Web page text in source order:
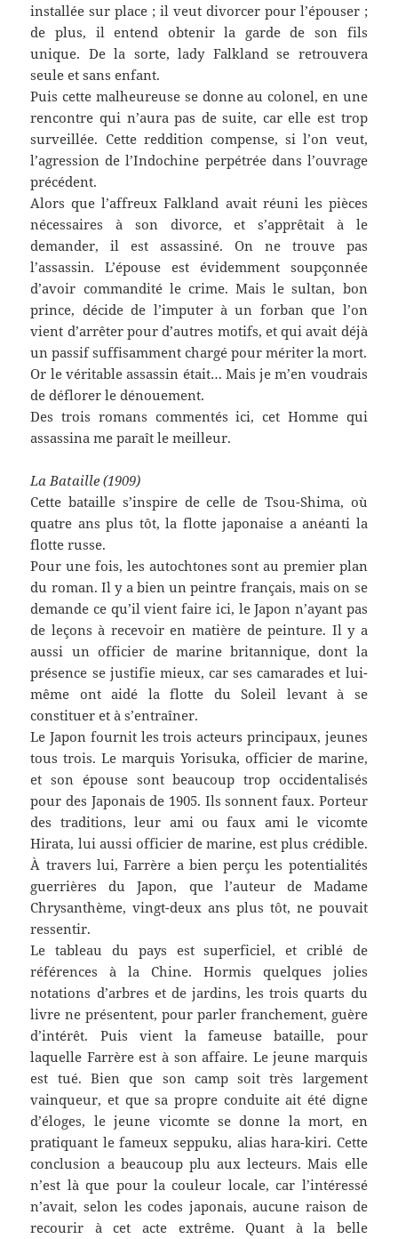
installée sur place ; il veut divorcer pour l’épouser ;
de plus, il entend obtenir la garde de son fils
unique. De la sorte, lady Falkland se retrouvera
seule et sans enfant.
Puis cette malheureuse se donne au colonel, en une
rencontre qui n’aura pas de suite, car elle est trop
surveillée. Cette reddition compense, si l’on veut,
l’agression de l’Indochine perpétrée dans l’ouvrage
précédent.
Alors que l’affreux Falkland avait réuni les pièces
nécessaires à son divorce, et s’apprêtait à le
demander, il est assassiné. On ne trouve pas
l’assassin. L’épouse est évidemment soupçonnée
d’avoir commandité le crime. Mais le sultan, bon
prince, décide de l’imputer à un forban que l’on
vient d’arrêter pour d’autres motifs, et qui avait déjà
un passif suffisamment chargé pour mériter la mort.
Or le véritable assassin était… Mais je m’en voudrais
de déflorer le dénouement.
Des trois romans commentés ici, cet Homme qui
assassina me paraît le meilleur.
La Bataille (1909)
Cette bataille s’inspire de celle de Tsou-Shima, où
quatre ans plus tôt, la flotte japonaise a anéanti la
flotte russe.
Pour une fois, les autochtones sont au premier plan
du roman. Il y a bien un peintre français, mais on se
demande ce qu’il vient faire ici, le Japon n’ayant pas
de leçons à recevoir en matière de peinture. Il y a
aussi un officier de marine britannique, dont la
présence se justifie mieux, car ses camarades et lui-
même ont aidé la flotte du Soleil levant à se
constituer et à s’entraîner.
Le Japon fournit les trois acteurs principaux, jeunes
tous trois. Le marquis Yorisuka, officier de marine,
et son épouse sont beaucoup trop occidentalisés
pour des Japonais de 1905. Ils sonnent faux. Porteur
des traditions, leur ami ou faux ami le vicomte
Hirata, lui aussi officier de marine, est plus crédible.
À travers lui, Farrère a bien perçu les potentialités
guerrières du Japon, que l’auteur de Madame
Chrysanthème, vingt-deux ans plus tôt, ne pouvait
ressentir.
Le tableau du pays est superficiel, et criblé de
références à la Chine. Hormis quelques jolies
notations d’arbres et de jardins, les trois quarts du
livre ne présentent, pour parler franchement, guère
d’intérêt. Puis vient la fameuse bataille, pour
laquelle Farrère est à son affaire. Le jeune marquis
est tué. Bien que son camp soit très largement
vainqueur, et que sa propre conduite ait été digne
d’éloges, le jeune vicomte se donne la mort, en
pratiquant le fameux seppuku, alias hara-kiri. Cette
conclusion a beaucoup plu aux lecteurs. Mais elle
n’est là que pour la couleur locale, car l’intéressé
n’avait, selon les codes japonais, aucune raison de
recourir à cet acte extrême. Quant à la belle